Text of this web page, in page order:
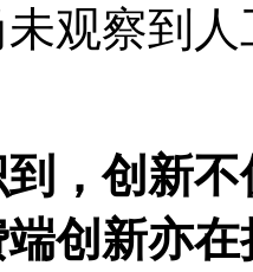
观察到
，创新
创新亦